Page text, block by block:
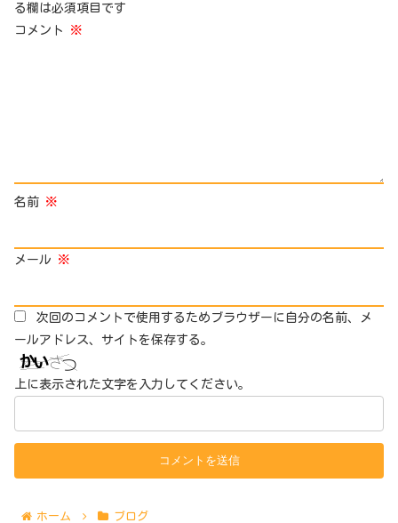
る欄は必須項目です
コメント ※
名前 ※
メール ※
次回のコメントで使用するためブラウザーに自分の名前、メ
ールアドレス、サイトを保存する。
上に表示された文字を入力してください。
ホーム ブログ